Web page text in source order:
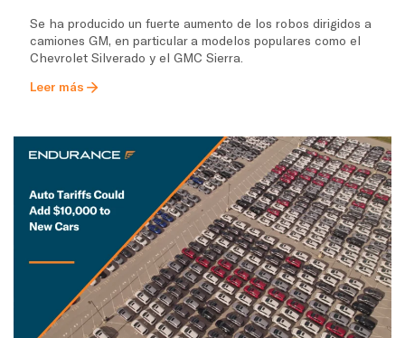
Se ha producido un fuerte aumento de los robos dirigidos a
camiones GM, en particular a modelos populares como el
Chevrolet Silverado y el GMC Sierra.
Leer más